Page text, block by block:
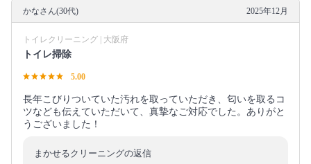
かなさん(30代) 2025年12月
トイレクリーニング | 大阪府
トイレ掃除
5.00
長年こびりついていた汚れを取っていただき、匂いを取るコ
ツなども伝えていただいて、真摯なご対応でした。ありがと
うございました！
まかせるクリーニングの返信